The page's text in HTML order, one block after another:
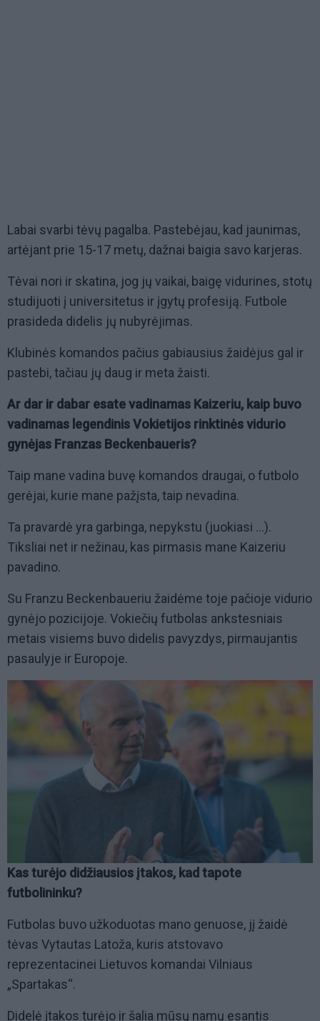
Labai svarbi tėvų pagalba. Pastebėjau, kad jaunimas,
artėjant prie 15-17 metų, dažnai baigia savo karjeras.
Tėvai nori ir skatina, jog jų vaikai, baigę vidurines, stotų
studijuoti į universitetus ir įgytų profesiją. Futbole
prasideda didelis jų nubyrėjimas.
Klubinės komandos pačius gabiausius žaidėjus gal ir
pastebi, tačiau jų daug ir meta žaisti.
Ar dar ir dabar esate vadinamas Kaizeriu, kaip buvo
vadinamas legendinis Vokietijos rinktinės vidurio
gynėjas Franzas Beckenbaueris?
Taip mane vadina buvę komandos draugai, o futbolo
gerėjai, kurie mane pažįsta, taip nevadina.
Ta pravardė yra garbinga, nepykstu (juokiasi …).
Tiksliai net ir nežinau, kas pirmasis mane Kaizeriu
pavadino.
Su Franzu Beckenbaueriu žaidėme toje pačioje vidurio
gynėjo pozicijoje. Vokiečių futbolas ankstesniais
metais visiems buvo didelis pavyzdys, pirmaujantis
pasaulyje ir Europoje.
Kas turėjo didžiausios įtakos, kad tapote
futbolininku?
Futbolas buvo užkoduotas mano genuose, jį žaidė
tėvas Vytautas Latoža, kuris atstovavo
reprezentacinei Lietuvos komandai Vilniaus
„Spartakas“.
Didelė įtakos turėjo ir šalia mūsų namų esantis